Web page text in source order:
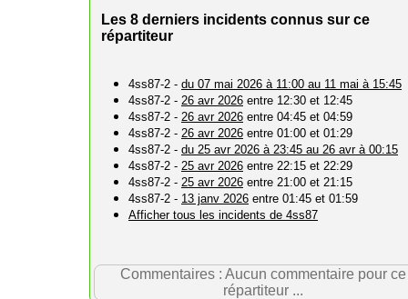
Les 8 derniers incidents connus sur ce
répartiteur
4ss87-2 - du 07 mai 2026 à 11:00 au 11 mai à 15:45
4ss87-2 - 26 avr 2026 entre 12:30 et 12:45
4ss87-2 - 26 avr 2026 entre 04:45 et 04:59
4ss87-2 - 26 avr 2026 entre 01:00 et 01:29
4ss87-2 - du 25 avr 2026 à 23:45 au 26 avr à 00:15
4ss87-2 - 25 avr 2026 entre 22:15 et 22:29
4ss87-2 - 25 avr 2026 entre 21:00 et 21:15
4ss87-2 - 13 janv 2026 entre 01:45 et 01:59
Afficher tous les incidents de 4ss87
Commentaires : Aucun commentaire pour ce
répartiteur ...